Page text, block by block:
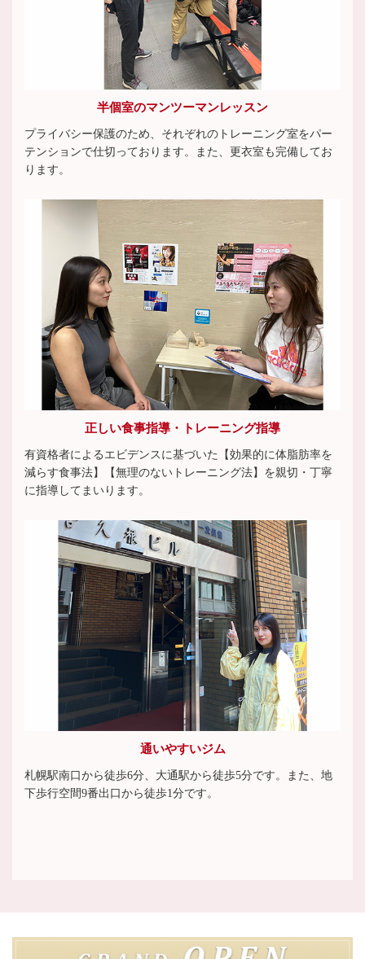
半個室のマンツーマンレッスン
プライバシー保護のため、それぞれのトレーニング室をパー
テンションで仕切っております。また、更衣室も完備してお
ります。
正しい食事指導・トレーニング指導
有資格者によるエビデンスに基づいた【効果的に体脂肪率を
減らす食事法】【無理のないトレーニング法】を親切・丁寧
に指導してまいります。
通いやすいジム
札幌駅南口から徒歩6分、大通駅から徒歩5分です。また、地
下歩行空間9番出口から徒歩1分です。